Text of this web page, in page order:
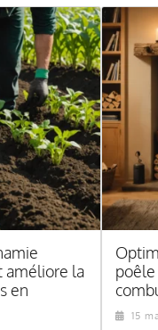
améliore la
en
poêle
15